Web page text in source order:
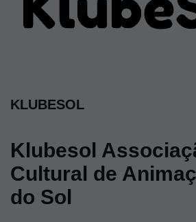
KLUBESOL
Klubesol
Cultural de
do Sol